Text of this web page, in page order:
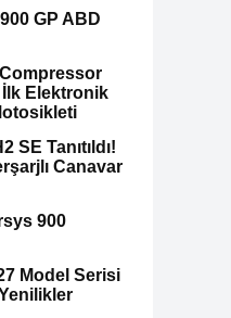
GP ABD
İlk Elektronik
SE Tanıtıldı!
Canavar
900
Model Serisi